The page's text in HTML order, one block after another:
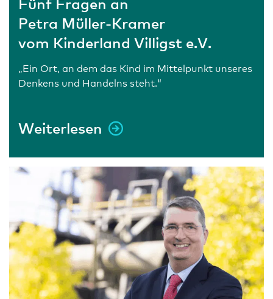
Petra Müller-Kramer
vom Kinderland Villigst e.V.
„Ein Ort, an dem das Kind im Mittelpunkt unseres
Denkens und Handelns steht.“
Weiterlesen